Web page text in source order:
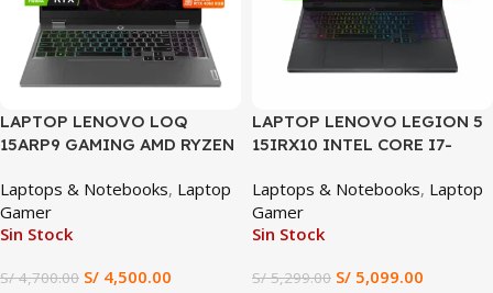
LAPTOP LENOVO LOQ
15ARP9 GAMING AMD RYZEN
24GB DDR5, 512GB SSD, 15.6″
FHD 144HZ IPS, WIN 11
Laptops & Notebooks, Laptop
Gamer
Sin Stock
S/4,700.00 S/ 4,500.00
LAPTOP LENOVO LEGION 5
15IRX10 INTEL CORE I7-
RTX 5060 8GB 15.3″ WUXGA
(15IRX10)
Laptops & Notebooks, Laptop
Gamer
Sin Stock
S/5,299.00 S/ 5,099.00